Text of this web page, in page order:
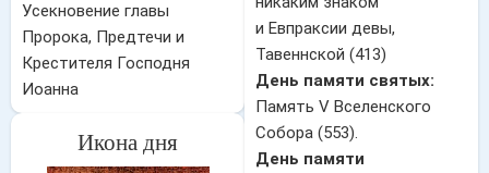
Усекновение главы
Пророка, Предтечи и
Крестителя Господня
Иоанна
Икона дня
и Евпраксии девы,
Тавеннской (413)
День памяти святых:
Память V Вселенского
Собора (553).
День памяти